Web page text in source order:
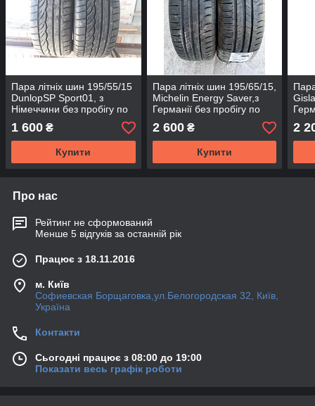
Пара літніх шин 195/55/15
DunlopSP Sport01, з
Німеччини без пробігу по
Україні
1 600 ₴
Купити
Пара літніх шин 195/65/15,
Michelin Energy Saver,з
Германії без пробігу по
Україні
2 600₴
Купити
2
Про нас
Рейтинг не сформований
Менше 5 відгуків за останній рік
Працює з 18.11.2016
м. Київ
Софиевская Борщаговка,ул.Белогородская 32, Київ,
Україна
Контакти
Сьогодні працює з 08:00 до 19:00
Показати весь графік роботи